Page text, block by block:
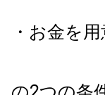
・お金を